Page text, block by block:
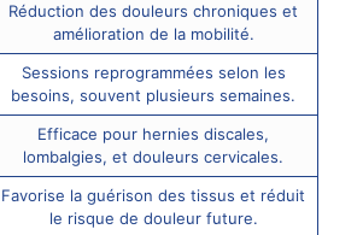
Réduction des douleurs chroniques et
amélioration de la mobilité.
Sessions reprogrammées selon les
besoins, souvent plusieurs semaines.
Efficace pour hernies discales,
lombalgies, et douleurs cervicales.
Favorise la guérison des tissus et réduit
le risque de douleur future.